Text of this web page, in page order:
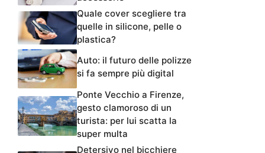
Quale cover scegliere tra
quelle in silicone, pelle o
plastica?
Auto: il futuro delle polizze
si fa sempre più digital
Ponte Vecchio a Firenze,
gesto clamoroso di un
turista: per lui scatta la
super multa
Detersivo nel bicchiere